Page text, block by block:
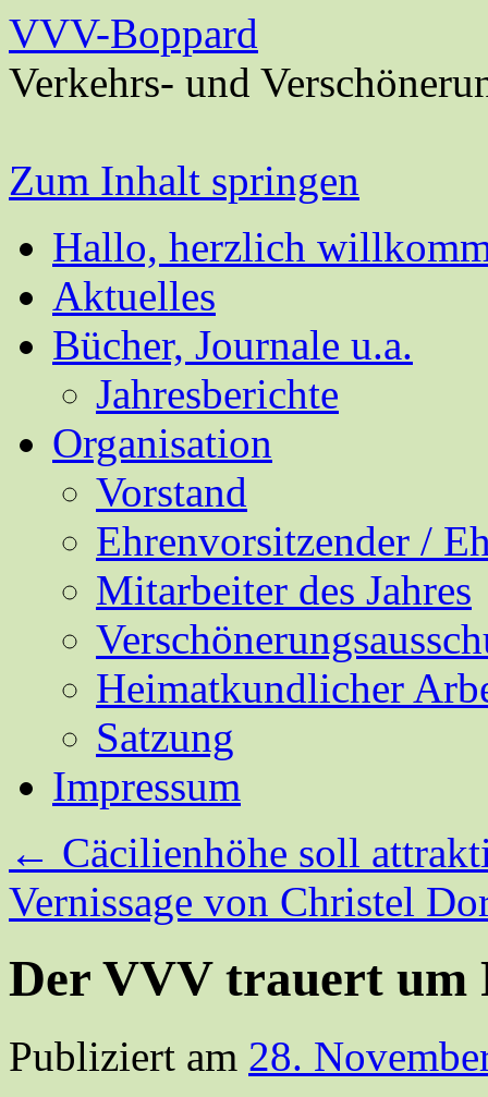
VVV-Boppard
Verkehrs- und
Zum Inhalt springen
Hallo, herzlich
Aktuelles
Bücher, Journale u.a.
Jahresberichte
Organisation
Vorstand
Ehrenvorsitzender /
Mitarbeiter des Jahres
Heimatkundlicher
Satzung
Impressum
← Cäcilienhöhe soll
Vernissage von Christel
Der VVV trauert um
Publiziert am 28.